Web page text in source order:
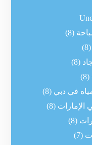
(8)
(8)
(8)
(8)
في دبي (8)
(8)
(8)
(7)